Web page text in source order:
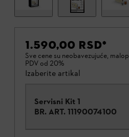
1.590,00 RSD*
Sve cene su neobavezujuće,
PDV od 20%
Izaberite artikal
Servisni Kit 1
BR. ART. 11190074100